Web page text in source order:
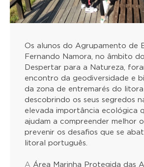
Os alunos do Agrupamento de
Fernando Namora, no âmbito
Despertar para a Natureza,
encontro da geodiversidade e
da zona de entremarés do
descobrindo os seus segredos
elevada importância ecológica
ajudam a compreender melhor
prevenir os desafios que se
litoral português.
A Área Marinha Protegida das